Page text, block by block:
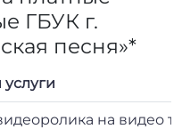
ГБУК г.
песня»*
на видео